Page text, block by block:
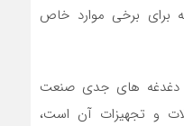
براي برخي موارد خاص
دغدغه هاي جدي صنعت
و تجهيزات آن است،